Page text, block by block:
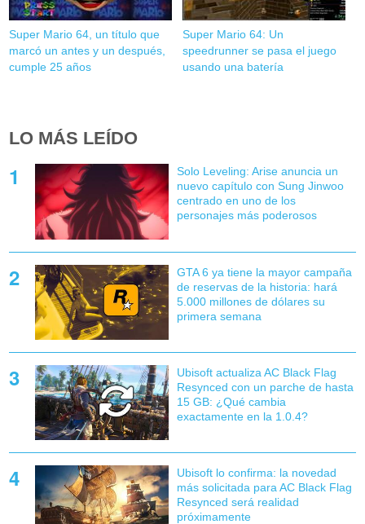
Super Mario 64, un título que
marcó un antes y un después,
cumple 25 años
Super Mario 64: Un
speedrunner se pasa el juego
usando una batería
LO MÁS LEÍDO
Solo Leveling: Arise anuncia un
nuevo capítulo con Sung Jinwoo
centrado en uno de los
personajes más poderosos
GTA 6 ya tiene la mayor campaña
de reservas de la historia: hará
5.000 millones de dólares su
primera semana
Ubisoft actualiza AC Black Flag
Resynced con un parche de hasta
15 GB: ¿Qué cambia
exactamente en la 1.0.4?
Ubisoft lo confirma: la novedad
más solicitada para AC Black Flag
Resynced será realidad
próximamente